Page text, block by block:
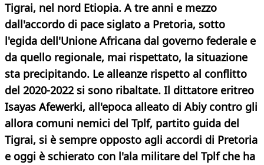
Tigrai, nel nord Etiopia. A tre anni e mezzo
dall'accordo di pace siglato a Pretoria, sotto
l'egida dell'Unione Africana dal governo federale e
da quello regionale, mai rispettato, la situazione
sta precipitando. Le alleanze rispetto al conflitto
del 2020-2022 si sono ribaltate. Il dittatore eritreo
Isayas Afewerki, all'epoca alleato di Abiy contro gli
allora comuni nemici del Tplf, partito guida del
Tigrai, si è sempre opposto agli accordi di Pretoria
e oggi è schierato con l'ala militare del Tplf che ha